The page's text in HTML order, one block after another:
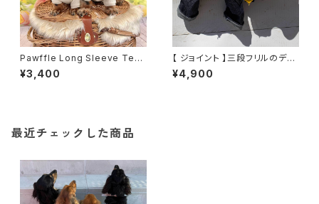
Pawffle Long Sleeve Tee /
ロングスリーブ
¥3,400
【 ジョイント 】三段フリルのデニ
ムスカート
¥4,900
最近チェックした商品